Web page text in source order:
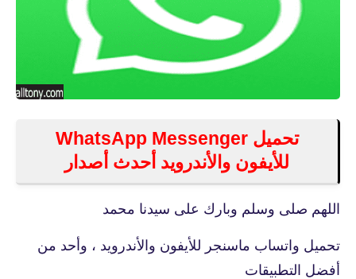
تحميل WhatsApp Messenger
للأيفون والأندرويد أحدث أصدار
اللهم صلى وسلم وبارك على سيدنا محمد
تحميل واتساب ماسنجر للأيفون والأندرويد ، وأحد من
أفضل التطبيقات